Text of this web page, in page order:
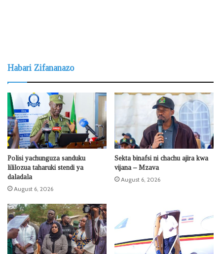
Habari Zifananazo
Polisi yachunguza sanduku
lililozua taharuki stendi ya
daladala
August 6, 2026
Sekta binafsi ni chachu ajira kwa
vijana – Mzava
August 6, 2026